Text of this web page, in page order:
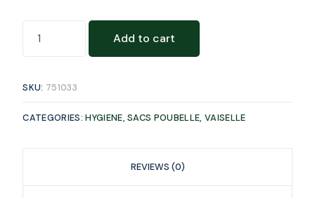
Add to cart
SKU: 751033
CATEGORIES:HYGIENE,SACS POUBELLE, VAISELLE
REVIEWS (0)